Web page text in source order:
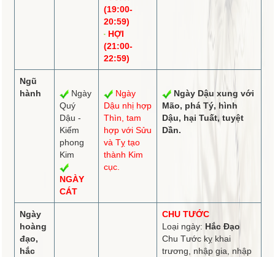
(19:00-
20:59)
HỢI
(21:00-
22:59)
Ngũ
hành
Ngày
Quý
Dậu -
Kiếm
phong
Kim
NGÀY
CÁT
Ngày
Dậu nhị hợp
Thìn, tam
hợpvới Sửu
và Tỵ tạo
thành Kim
cục.
Ngày Dậu xung với
Mão, pháTý, hình
Dậu, hại Tuất, tuyệt
Dần.
Ngày
hoàng
đạo,
hắc
CHU TƯỚC
Loại ngày: Hắc Đạo
Chu Tước kỵ khai
trương, nhập gia, nhập